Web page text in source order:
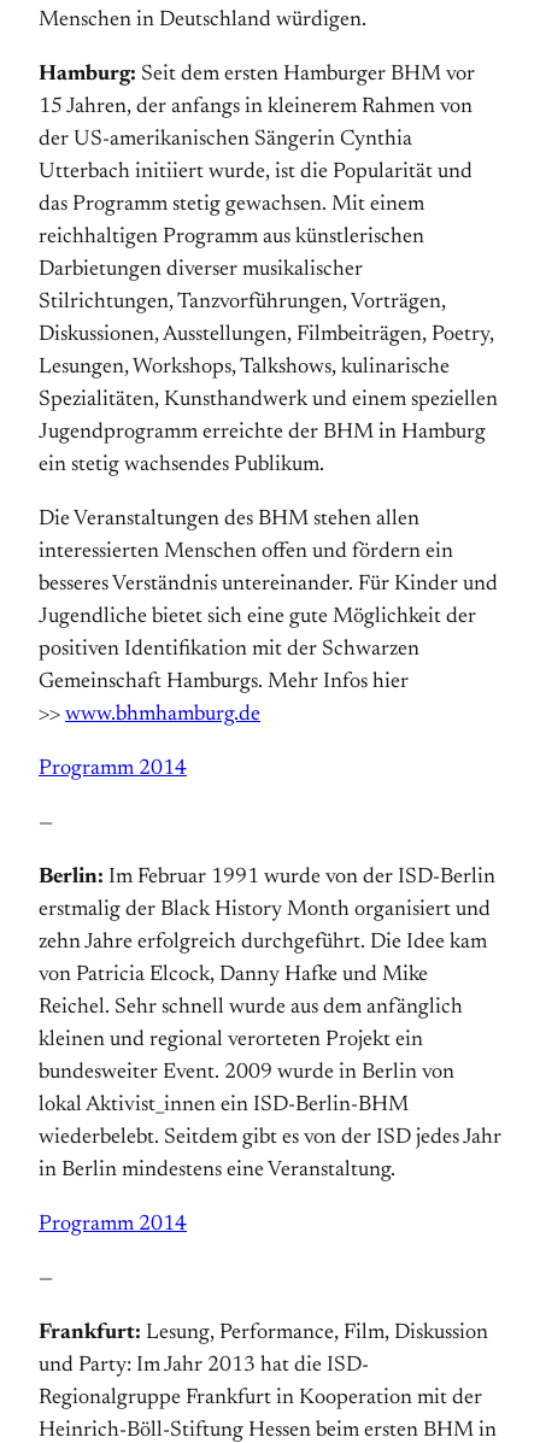
Menschen in Deutschland würdigen.
Hamburg: Seit dem ersten Hamburger BHM vor
15 Jahren, der anfangs in kleinerem Rahmen von
der US-amerikanischen Sängerin Cynthia
Utterbach initiiert wurde, ist die Popularität und
das Programm stetig gewachsen. Mit einem
reichhaltigen Programm aus künstlerischen
Darbietungen diverser musikalischer
Stilrichtungen, Tanzvorführungen, Vorträgen,
Diskussionen, Ausstellungen, Filmbeiträgen, Poetry,
Lesungen, Workshops, Talkshows, kulinarische
Spezialitäten, Kunsthandwerk und einem speziellen
Jugendprogramm erreichte der BHM in Hamburg
ein stetig wachsendes Publikum.
Die Veranstaltungen des BHM stehen allen
interessierten Menschen offen und fördern ein
besseres Verständnis untereinander. Für Kinder und
Jugendliche bietet sich eine gute Möglichkeit der
positiven Identifikation mit der Schwarzen
Gemeinschaft Hamburgs. Mehr Infos hier
>> www.bhmhamburg.de
Programm 2014
—
Berlin: Im Februar 1991 wurde von der ISD-Berlin
erstmalig der Black History Month organisiert und
zehn Jahre erfolgreich durchgeführt. Die Idee kam
von Patricia Elcock, Danny Hafke und Mike
Reichel. Sehr schnell wurde aus dem anfänglich
kleinen und regional verorteten Projekt ein
bundesweiter Event. 2009 wurde in Berlin von
lokal Aktivist_innen ein ISD-Berlin-BHM
wiederbelebt. Seitdem gibt es von der ISD jedes Jahr
in Berlin mindestens eine Veranstaltung.
Programm 2014
—
Frankfurt: Lesung, Performance, Film, Diskussion
und Party: Im Jahr 2013 hat die ISD-
Regionalgruppe Frankfurt in Kooperation mit der
Heinrich-Böll-Stiftung Hessen beim ersten BHM in